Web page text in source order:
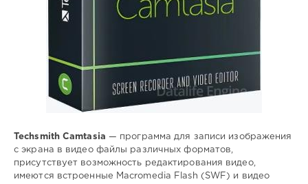
Techsmith Camtasia — программа для записи изображения
с экрана в видео файлы различных форматов,
присутствует возможность редактирования видео,
имеются встроенные Macromedia Flash (SWF) и видео